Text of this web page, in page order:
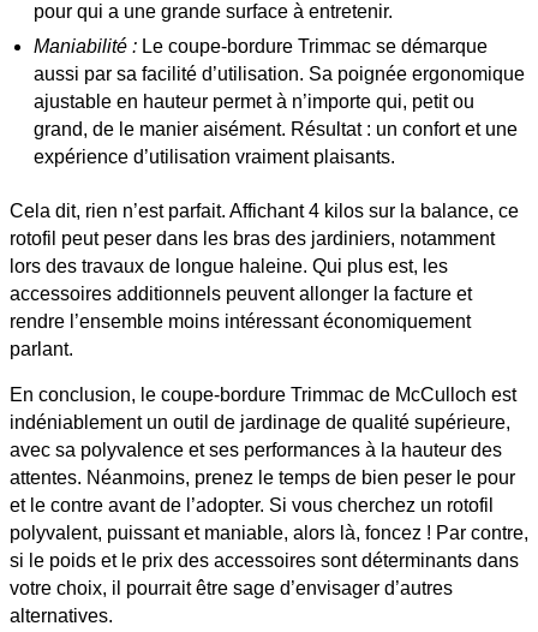
pour qui a une grande surface à entretenir.
Maniabilité : Le coupe-bordure Trimmac se démarque
aussi par sa facilité d’utilisation. Sa poignée ergonomique
ajustable en hauteur permet à n’importe qui, petit ou
grand, de le manier aisément. Résultat : un confort et une
expérience d’utilisation vraiment plaisants.
Cela dit, rien n’est parfait. Affichant 4 kilos sur la balance, ce
rotofil peut peser dans les bras des jardiniers, notamment
lors des travaux de longue haleine. Qui plus est, les
accessoires additionnels peuvent allonger la facture et
rendre l’ensemble moins intéressant économiquement
parlant.
En conclusion, le coupe-bordure Trimmac de McCulloch est
indéniablement un outil de jardinage de qualité supérieure,
avec sa polyvalence et ses performances à la hauteur des
attentes. Néanmoins, prenez le temps de bien peser le pour
et le contre avant de l’adopter. Si vous cherchez un rotofil
polyvalent, puissant et maniable, alors là, foncez ! Par contre,
si le poids et le prix des accessoires sont déterminants dans
votre choix, il pourrait être sage d’envisager d’autres
alternatives.